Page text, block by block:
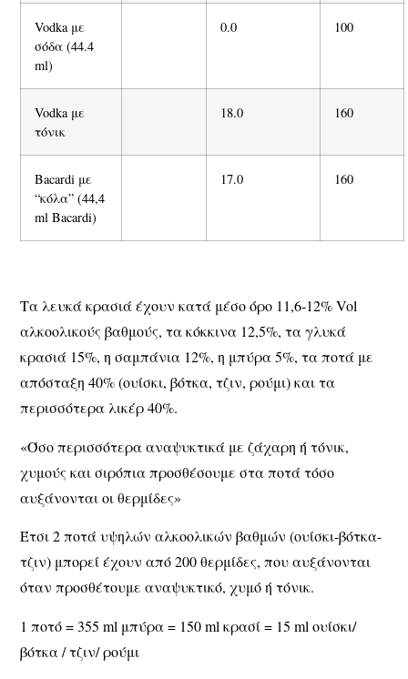
Vodka με
σόδα (44.4
ml)
0.0 100
Vodka με
τόνικ
18.0 160
Bacardi με
“κόλα” (44,4
ml Bacardi)
17.0 160
Τα λευκά κρασιά έχουν κατά μέσο όρο 11,6-12% Vol
αλκοολικούς βαθμούς, τα κόκκινα 12,5%, τα γλυκά
κρασιά 15%, η σαμπάνια 12%, η μπύρα 5%, τα ποτά με
απόσταξη 40% (ουίσκι, βότκα, τζιν, ρούμι) και τα
περισσότερα λικέρ 40%.
«Όσο περισσότερα αναψυκτικά με ζάχαρη ή τόνικ,
χυμούς και σιρόπια προσθέσουμε στα ποτά τόσο
αυξάνονται οι θερμίδες»
Έτσι 2 ποτά υψηλών αλκοολικών βαθμών (ουίσκι-βότκα-
τζιν) μπορεί έχουν από 200 θερμίδες, που αυξάνονται
όταν προσθέτουμε αναψυκτικό, χυμό ή τόνικ.
1 ποτό = 355ml μπύρα = 150ml κρασί = 15ml ουίσκι/
βότκα / τζιν/ ρούμι